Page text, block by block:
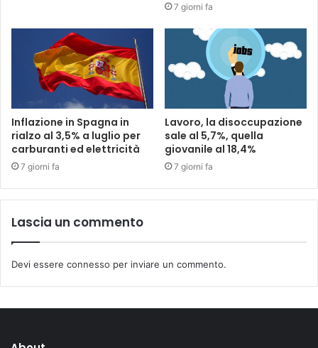
7 giorni fa
Inflazione in Spagna in
rialzo al 3,5% a luglio per
carburanti ed elettricità
7 giorni fa
Lavoro, la disoccupazione
sale al 5,7%, quella
giovanile al 18,4%
7 giorni fa
Lascia un commento
Devi essere connesso per inviare un commento.